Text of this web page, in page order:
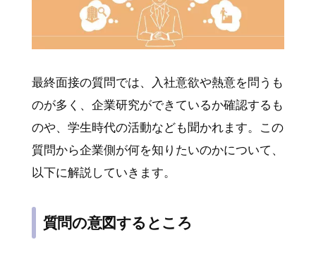
最終面接の質問では、入社意欲や熱意を問うも
のが多く、企業研究ができているか確認するも
のや、学生時代の活動なども聞かれます。この
質問から企業側が何を知りたいのかについて、
以下に解説していきます。
質問の意図するところ